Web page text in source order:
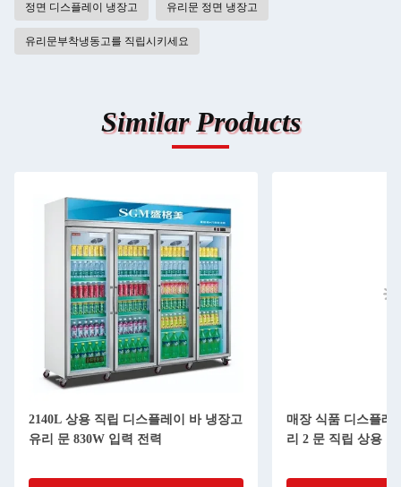
정면 디스플레이 냉장고 유리문 정면 냉장고
유리문부착냉동고를 직립시키세요
Similar Products
2140L 상용 직립 디스플레이 바 냉장고
유리 문 830W 입력 전력
매장 식품 디스플레
리 2 문 직립 상용 냉